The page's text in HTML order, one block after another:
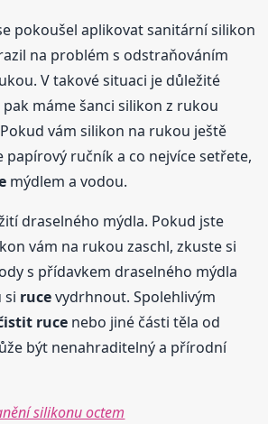
pokoušel aplikovat sanitární silikon
na problém s odstraňováním
V takové situaci je důležité
máme šanci silikon z rukou
vám silikon na rukou ještě
ručník a co nejvíce setřete,
mýdlem a vodou.
draselného mýdla. Pokud jste
vám na rukou zaschl, zkuste si
s přídavkem draselného mýdla
si rucevydrhnout. Spolehlivým
ruce nebo jiné části těla od
být nenahraditelný a přírodní
silikonu octem